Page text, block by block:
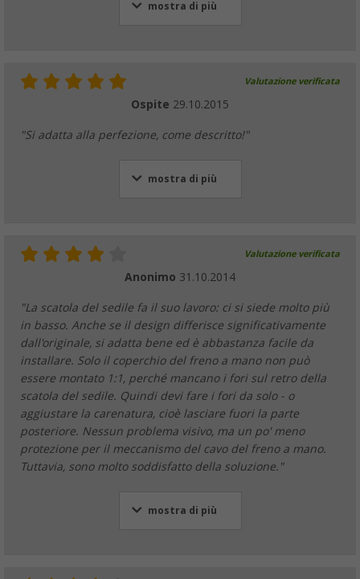
mostra di più
Valutazione verificata
Ospite 29.10.2015
"Si adatta alla perfezione, come descritto!"
mostra di più
Valutazione verificata
Anonimo 31.10.2014
"La scatola del sedile fa il suo lavoro: ci si siede molto più
in basso. Anche se il design differisce significativamente
dall'originale, si adatta bene ed è abbastanza facile da
installare. Solo il coperchio del freno a mano non può
essere montato 1:1, perché mancano i fori sul retro della
scatola del sedile. Quindi devi fare i fori da solo - o
aggiustare la carenatura, cioè lasciare fuori la parte
posteriore. Nessun problema visivo, ma un po' meno
protezione per il meccanismo del cavo del freno a mano.
Tuttavia, sono molto soddisfatto della soluzione."
mostra di più